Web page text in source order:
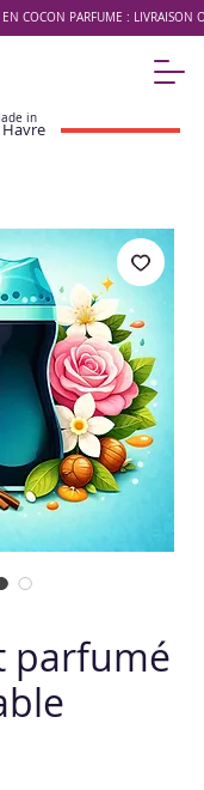
COCON PARFUMÉ : LIVRAISON
in
Havre
parfumé